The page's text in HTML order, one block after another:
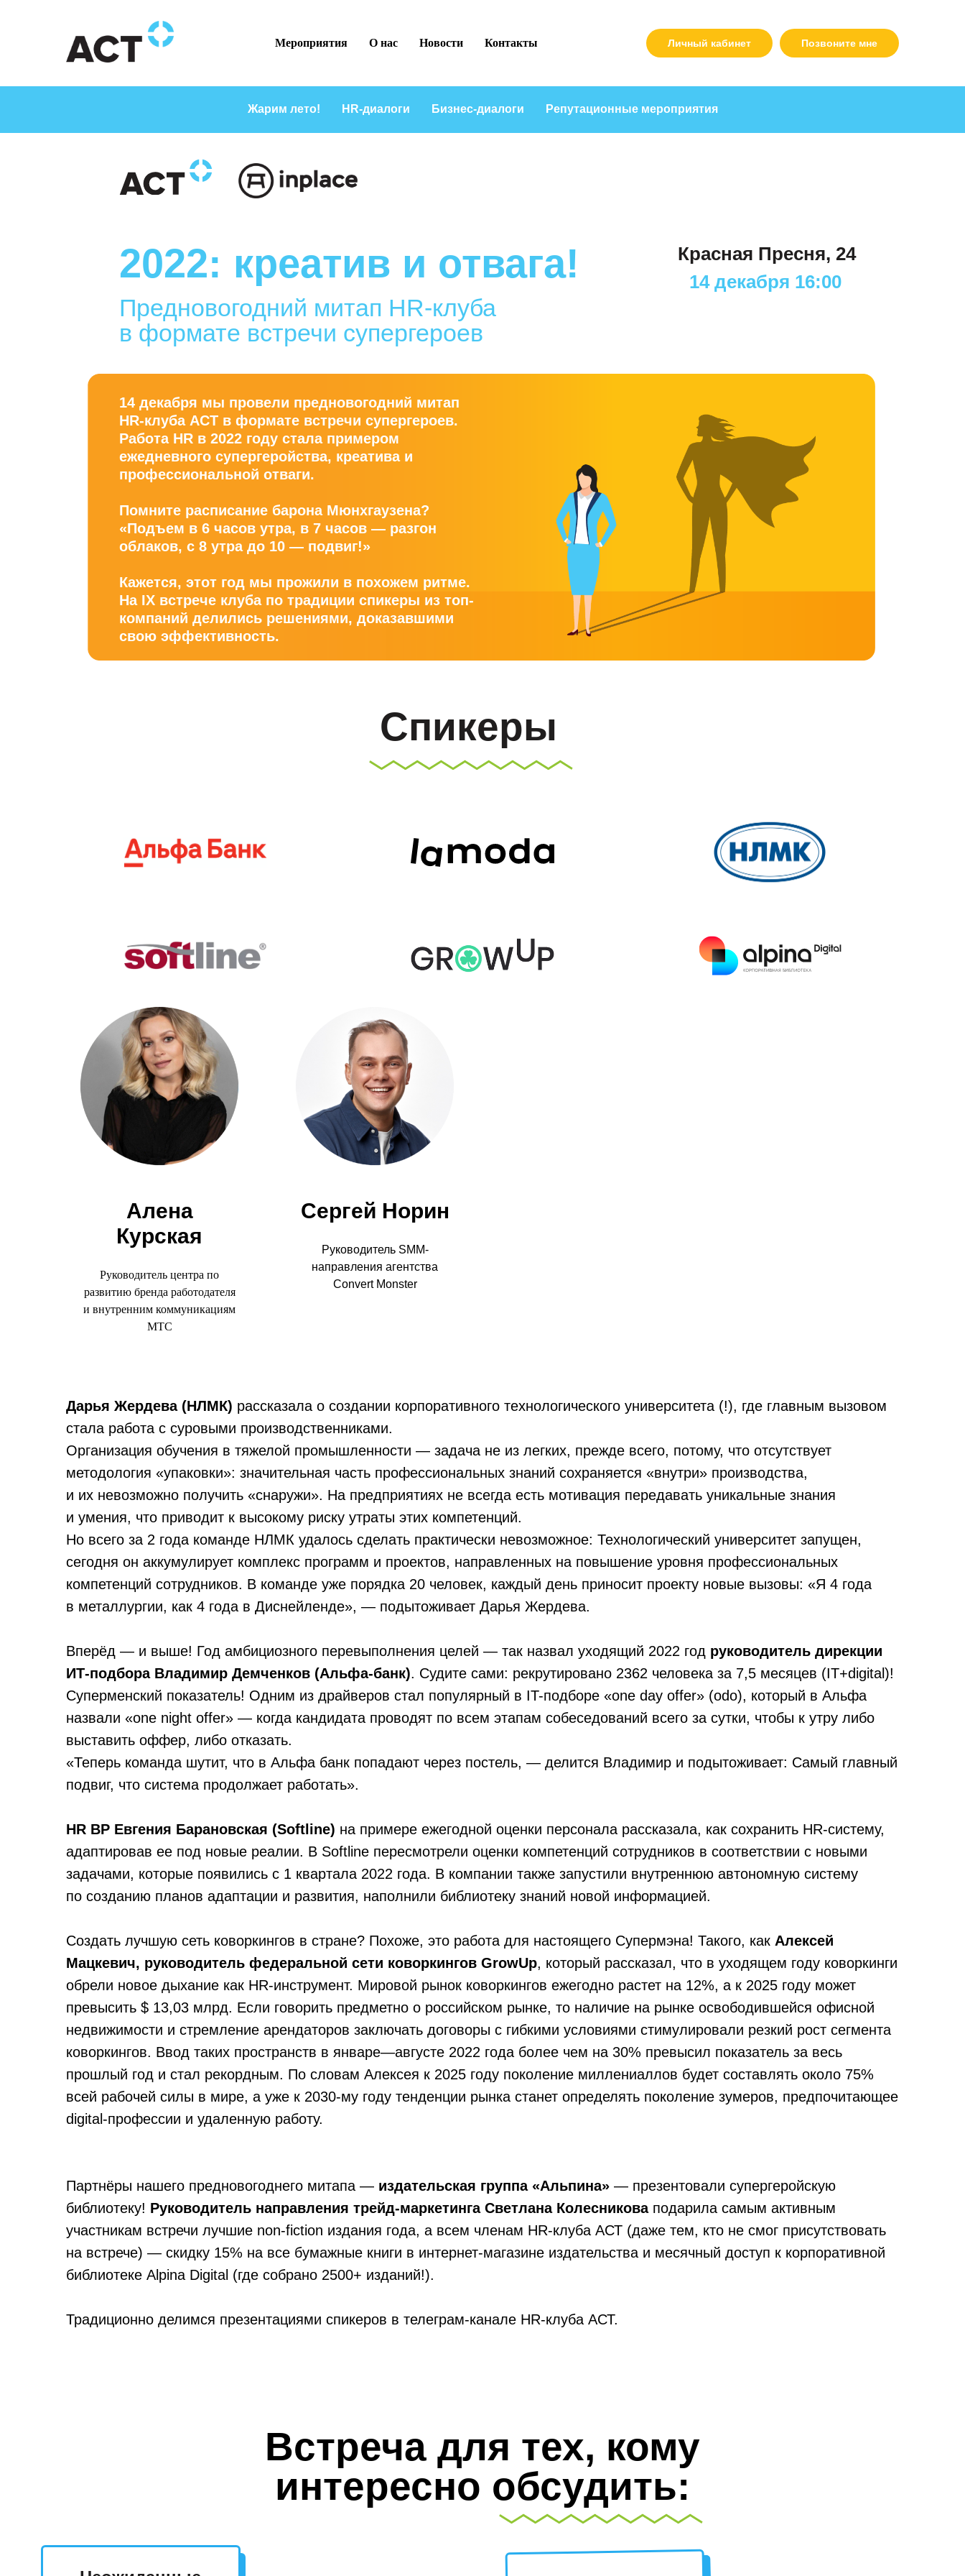
Мероприятия О нас Новости Контакты Личный кабинет Позвоните мне
Жарим лето! HR-диалоги Бизнес-диалоги Репутационные мероприятия
2022: креатив и отвага! 14 декабря 16:00
14 декабря мы провели предновогодний митап
HR-клуба АСТ в формате встречи супергероев.
Работа HR в 2022 году стала примером
ежедневного супергеройства, креатива и
профессиональной отваги.
Помните расписание барона Мюнхгаузена?
«Подъем в 6 часов утра, в 7 часов — разгон
облаков, с 8 утра до 10 — подвиг!»
Кажется, этот год мы прожили в похожем ритме.
На IX встрече клуба по традиции спикеры из топ-
компаний делились решениями, доказавшими
свою эффективность.
Красная Пресня, 24
Предновогодний митап HR-клуба
в формате встречи супергероев
Спикеры
Алена
Курская
Руководитель центра по
развитию бренда работодателя
и внутренним коммуникациям
МТС
Сергей Норин
Руководитель SMM-
направления агентства
Convert Monster
Дарья Жердева (НЛМК) рассказала о создании корпоративного технологического университета (!), где главным вызовом
стала работа с суровыми производственниками.
Организация обучения в тяжелой промышленности — задача не из легких, прежде всего, потому, что отсутствует
методология «упаковки»: значительная часть профессиональных знаний сохраняется «внутри» производства,
и их невозможно получить «снаружи». На предприятиях не всегда есть мотивация передавать уникальные знания
и умения, что приводит к высокому риску утраты этих компетенций.
Но всего за 2 года команде НЛМК удалось сделать практически невозможное: Технологический университет запущен,
сегодня он аккумулирует комплекс программ и проектов, направленных на повышение уровня профессиональных
компетенций сотрудников. В команде уже порядка 20 человек, каждый день приносит проекту новые вызовы: «Я 4 года
в металлургии, как 4 года в Диснейленде», — подытоживает Дарья Жердева.
Вперёд — и выше! Год амбициозного перевыполнения целей — так назвал уходящий 2022 год руководитель дирекции
ИТ-подбора Владимир Демченков (Альфа-банк). Судите сами: рекрутировано 2362 человека за 7,5 месяцев (IT+digital)!
Суперменский показатель! Одним из драйверов стал популярный в IT-подборе «one day offer» (odo), который в Альфа
назвали «one night offer» — когда кандидата проводят по всем этапам собеседований всего за сутки, чтобы к утру либо
выставить оффер, либо отказать.
«Теперь команда шутит, что в Альфа банк попадают через постель, — делится Владимир и подытоживает: Самый главный
подвиг, что система продолжает работать».
HR BP Евгения Барановская (Softline) на примере ежегодной оценки персонала рассказала, как сохранить HR-систему,
адаптировав ее под новые реалии. В Softline пересмотрели оценки компетенций сотрудников в соответствии с новыми
задачами, которые появились с 1 квартала 2022 года. В компании также запустили внутреннюю автономную систему
по созданию планов адаптации и развития, наполнили библиотеку знаний новой информацией.
Создать лучшую сеть коворкингов в стране? Похоже, это работа для настоящего Супермэна! Такого, как Алексей
Мацкевич, руководитель федеральной сети коворкингов GrowUp, который рассказал, что в уходящем году коворкинги
обрели новое дыхание как HR-инструмент. Мировой рынок коворкингов ежегодно растет на 12%, а к 2025 году может
превысить $ 13,03 млрд. Если говорить предметно о российском рынке, то наличие на рынке освободившейся офисной
недвижимости и стремление арендаторов заключать договоры с гибкими условиями стимулировали резкий рост сегмента
коворкингов. Ввод таких пространств в январе—августе 2022 года более чем на 30% превысил показатель за весь
прошлый год и стал рекордным. По словам Алексея к 2025 году поколение миллениаллов будет составлять около 75%
всей рабочей силы в мире, а уже к 2030-му году тенденции рынка станет определять поколение зумеров, предпочитающее
digital-профессии и удаленную работу.
Партнёры нашего предновогоднего митапа — издательская группа «Альпина» — презентовали супергеройскую
библиотеку! Руководитель направления трейд-маркетинга Светлана Колесниковаподарила самым активным
участникам встречи лучшие non-fiction издания года, а всем членам HR-клуба АСТ (даже тем, кто не смог присутствовать
на встрече) — скидку 15% на все бумажные книги в интернет-магазине издательства и месячный доступ к корпоративной
библиотеке Alpina Digital (где собрано 2500+ изданий!).
Традиционно делимся презентациями спикеров в телеграм-канале HR-клуба АСТ.
Встреча для тех, кому
интересно обсудить: